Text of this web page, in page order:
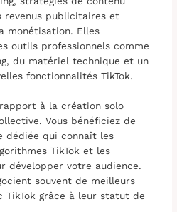
revenus publicitaires et
monétisation. Elles
outils professionnels comme
du matériel technique et un
fonctionnalités TikTok.
à la création solo
Vous bénéficiez de
dédiée qui connaît les
TikTok et les
développer votre audience.
souvent de meilleurs
TikTok grâce à leur statut de